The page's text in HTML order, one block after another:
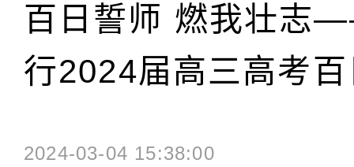
百日誓师 燃我壮志
行2024届高三高考
2024-03-04 15:38:00